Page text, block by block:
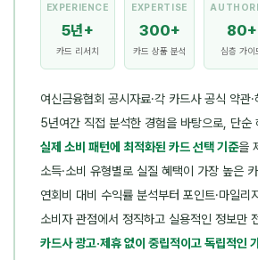
EXPERIENCE
5년+
카드 리서치
EXPERTISE
300+
카드 상품 분석
80+
심층 가이
여신금융협회 공시자료·각 카드사 공식 약관
5년여간 직접 분석한 경험을 바탕으로, 단순
실제 소비 패턴에 최적화된 카드 선택 기준을
소득·소비 유형별로 실질 혜택이 가장 높은
연회비 대비 수익률 분석부터 포인트·마일리
소비자 관점에서 정직하고 실용적인 정보만
카드사 광고·제휴 없이 중립적이고 독립적인